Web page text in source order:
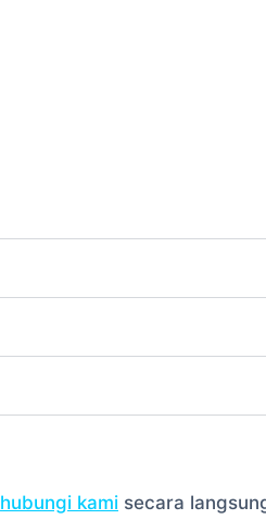
hubungi kami secara